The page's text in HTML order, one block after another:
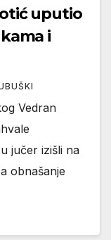
uputio
i
Vedran
jučer izišli na
obnašanje